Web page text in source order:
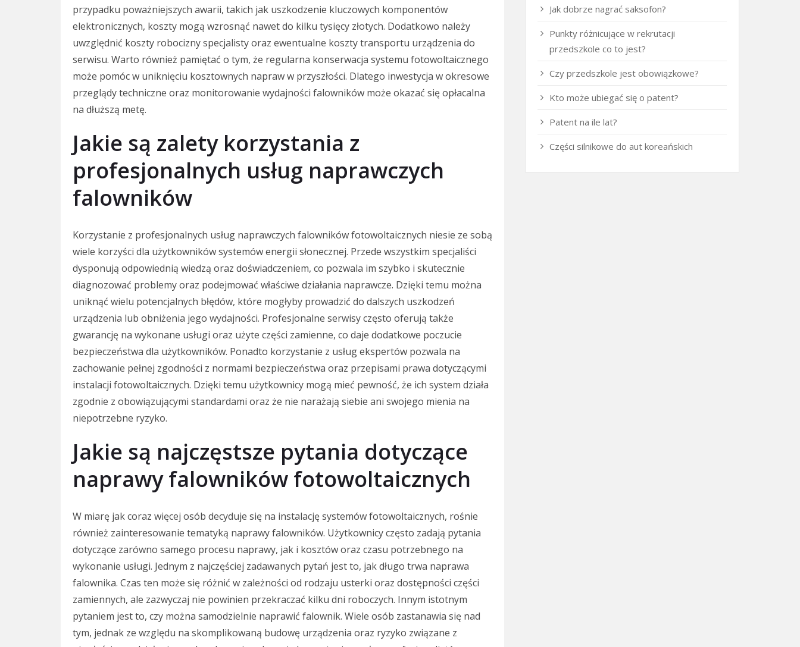
przypadku poważniejszych awarii, takich jak uszkodzenie kluczowych komponentów
elektronicznych, koszty mogą wzrosnąć nawet do kilku tysięcy złotych. Dodatkowo należy
uwzględnić koszty robocizny specjalisty oraz ewentualne koszty transportu urządzenia do
serwisu. Warto również pamiętać o tym, że regularna konserwacja systemu fotowoltaicznego
może pomóc w uniknięciu kosztownych napraw w przyszłości. Dlatego inwestycja w okresowe
przeglądy techniczne oraz monitorowanie wydajności falowników może okazać się opłacalna
na dłuższą metę.
Jakie są zalety korzystania z
profesjonalnych usług naprawczych
falowników
Korzystanie z profesjonalnych usług naprawczych falowników fotowoltaicznych niesie ze sobą
wiele korzyści dla użytkowników systemów energii słonecznej. Przede wszystkim specjaliści
dysponują odpowiednią wiedzą oraz doświadczeniem, co pozwala im szybko i skutecznie
diagnozować problemy oraz podejmować właściwe działania naprawcze. Dzięki temu można
uniknąć wielu potencjalnych błędów, które mogłyby prowadzić do dalszych uszkodzeń
urządzenia lub obniżenia jego wydajności. Profesjonalne serwisy często oferują także
gwarancję na wykonane usługi oraz użyte części zamienne, co daje dodatkowe poczucie
bezpieczeństwa dla użytkowników. Ponadto korzystanie z usług ekspertów pozwala na
zachowanie pełnej zgodności z normami bezpieczeństwa oraz przepisami prawa dotyczącymi
instalacji fotowoltaicznych. Dzięki temu użytkownicy mogą mieć pewność, że ich system działa
zgodnie z obowiązującymi standardami oraz że nie narażają siebie ani swojego mienia na
niepotrzebne ryzyko.
Jakie są najczęstsze pytania dotyczące
naprawy falowników fotowoltaicznych
W miarę jak coraz więcej osób decyduje się na instalację systemów fotowoltaicznych, rośnie
również zainteresowanie tematyką naprawy falowników. Użytkownicy często zadają pytania
dotyczące zarówno samego procesu naprawy, jak i kosztów oraz czasu potrzebnego na
wykonanie usługi. Jednym z najczęściej zadawanych pytań jest to, jak długo trwa naprawa
falownika. Czas ten może się różnić w zależności od rodzaju usterki oraz dostępności części
zamiennych, ale zazwyczaj nie powinien przekraczać kilku dni roboczych. Innym istotnym
pytaniem jest to, czy można samodzielnie naprawić falownik. Wiele osób zastanawia się nad
tym, jednak ze względu na skomplikowaną budowę urządzenia oraz ryzyko związane z
Jak dobrze nagrać saksofon?
Punkty różnicujące w rekrutacji
przedszkole co to jest?
Czy przedszkole jest obowiązkowe?
Kto może ubiegać się o patent?
Patent na ile lat?
Części silnikowe do aut koreańskich